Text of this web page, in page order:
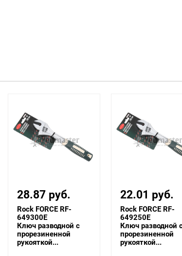
28.87 руб.
Rock FORCE RF-
649300E
Ключ разводной с
прорезиненной
рукояткой...
22.01 руб.
Rock FORCE RF-
649250E
Ключ разводной
прорезиненной
рукояткой...